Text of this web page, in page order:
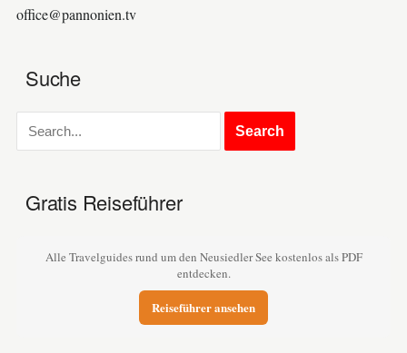
office@pannonien.tv
Suche
Gratis Reiseführer
Alle Travelguides rund um den Neusiedler See kostenlos als PDF
entdecken.
Reiseführer ansehen